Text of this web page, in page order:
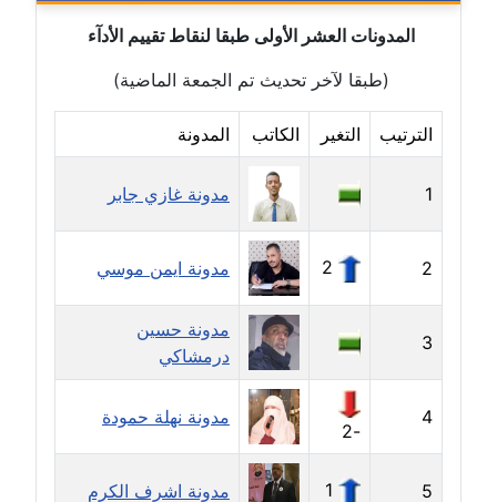
موقوف
مدونة أميرة اسماعيل
عاملة
مدونة أميرة رفعت
مدونة أميرة محمود
عاملة
مدونة انجي مطاوع
عاملة
مدونة آيات القاضي
عاملة
مدونة ايمان الدواخلي
المدونات العشر الأولى طبقا لنقاط تقييم الأدآء
(طبقا لآخر تحديث تم الجمعة الماضية)
الترتيب التغير الكاتب المدونة
1 مدونة غازي جابر
2
2 مدونة ايمن موسي
3
مدونة حسين
درمشاكي
4
-2
مدونة نهلة حمودة
5
1 مدونة اشرف الكرم